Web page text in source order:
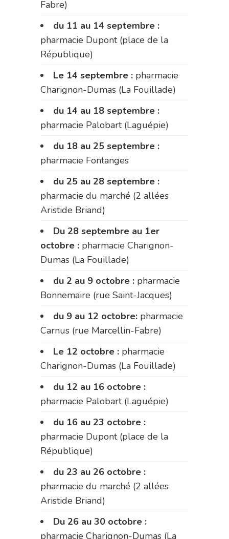
Fabre)
du 11 au 14 septembre :
pharmacie Dupont (place de la
République)
Le 14 septembre : pharmacie
Charignon-Dumas (La Fouillade)
du 14 au 18 septembre :
pharmacie Palobart (Laguépie)
du 18 au 25 septembre :
pharmacie Fontanges
du 25 au 28 septembre :
pharmacie du marché (2 allées
Aristide Briand)
Du 28 septembre au 1er
octobre : pharmacie Charignon-
Dumas (La Fouillade)
du 2 au 9 octobre : pharmacie
Bonnemaire (rue Saint-Jacques)
du 9 au 12 octobre: pharmacie
Carnus (rue Marcellin-Fabre)
Le 12 octobre : pharmacie
Charignon-Dumas (La Fouillade)
du 12 au 16 octobre :
pharmacie Palobart (Laguépie)
du 16 au 23 octobre :
pharmacie Dupont (place de la
République)
du 23 au 26 octobre :
pharmacie du marché (2 allées
Aristide Briand)
Du 26 au 30 octobre :
pharmacie Charignon-Dumas (La